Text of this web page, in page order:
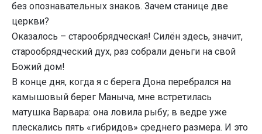
без опознавательных знаков. Зачем станице две
церкви?
Оказалось – старообрядческая! Силён здесь, значит,
старообрядческий дух, раз собрали деньги на свой
Божий дом!
В конце дня, когда я с берега Дона перебрался на
камышовый берег Маныча, мне встретилась
матушка Варвара: она ловила рыбу; в ведре уже
плескались пять «гибридов» среднего размера. И это